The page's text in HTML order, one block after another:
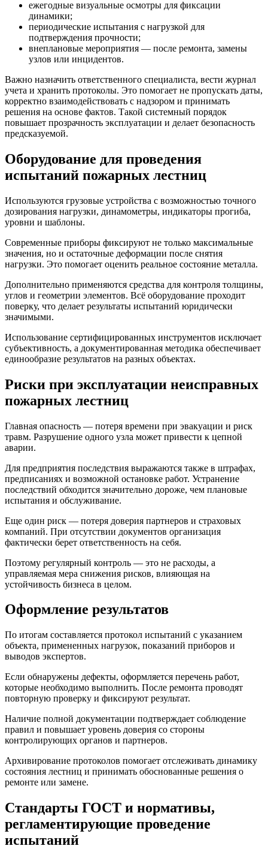
ежегодные визуальные осмотры для фиксации
динамики;
периодические испытания с нагрузкой для
подтверждения прочности;
внеплановые мероприятия — после ремонта, замены
узлов или инцидентов.
Важно назначить ответственного специалиста, вести журнал
учета и хранить протоколы. Это помогает не пропускать даты,
корректно взаимодействовать с надзором и принимать
решения на основе фактов. Такой системный порядок
повышает прозрачность эксплуатации и делает безопасность
предсказуемой.
Оборудование для проведения
испытаний пожарных лестниц
Используются грузовые устройства с возможностью точного
дозирования нагрузки, динамометры, индикаторы прогиба,
уровни и шаблоны.
Современные приборы фиксируют не только максимальные
значения, но и остаточные деформации после снятия
нагрузки. Это помогает оценить реальное состояние металла.
Дополнительно применяются средства для контроля толщины,
углов и геометрии элементов. Всё оборудование проходит
поверку, что делает результаты испытаний юридически
значимыми.
Использование сертифицированных инструментов исключает
субъективность, а документированная методика обеспечивает
единообразие результатов на разных объектах.
Риски при эксплуатации неисправных
пожарных лестниц
Главная опасность — потеря времени при эвакуации и риск
травм. Разрушение одного узла может привести к цепной
аварии.
Для предприятия последствия выражаются также в штрафах,
предписаниях и возможной остановке работ. Устранение
последствий обходится значительно дороже, чем плановые
испытания и обслуживание.
Еще один риск — потеря доверия партнеров и страховых
компаний. При отсутствии документов организация
фактически берет ответственность на себя.
Поэтому регулярный контроль — это не расходы, а
управляемая мера снижения рисков, влияющая на
устойчивость бизнеса в целом.
Оформление результатов
По итогам составляется протокол испытаний с указанием
объекта, примененных нагрузок, показаний приборов и
выводов экспертов.
Если обнаружены дефекты, оформляется перечень работ,
которые необходимо выполнить. После ремонта проводят
повторную проверку и фиксируют результат.
Наличие полной документации подтверждает соблюдение
правил и повышает уровень доверия со стороны
контролирующих органов и партнеров.
Архивирование протоколов помогает отслеживать динамику
состояния лестниц и принимать обоснованные решения о
ремонте или замене.
Стандарты ГОСТ и нормативы,
регламентирующие проведение
испытаний